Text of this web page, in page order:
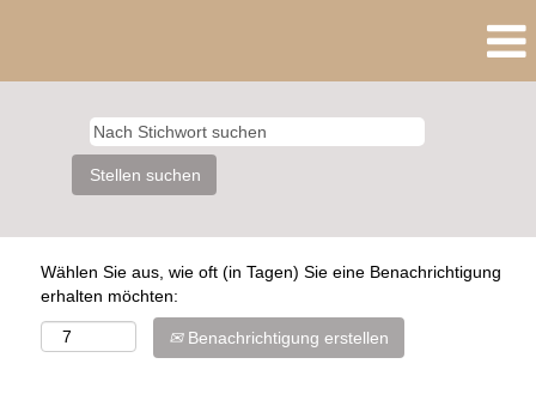
Wählen Sie aus, wie oft (in Tagen) Sie eine Benachrichtigung
erhalten möchten:
Benachrichtigung erstellen